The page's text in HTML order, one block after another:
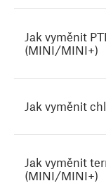
Jak vyměnit
(MINI/MINI+)
Jak vyměnit
Jak vyměnit
(MINI/MINI+)